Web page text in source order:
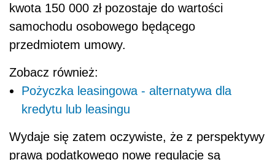
kwota 150 000 zł pozostaje do wartości
samochodu osobowego będącego
przedmiotem umowy.
Zobacz również:
Pożyczka leasingowa - alternatywa dla
kredytu lub leasingu
Wydaje się zatem oczywiste, że z perspektywy
prawa podatkowego nowe regulacje są